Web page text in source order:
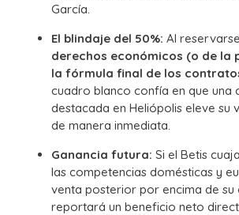
García.
El blindaje del 50%: Al
derechos económicos (o de la
la fórmula final de los
cuadro blanco confía en que una
destacada en Heliópolis eleve su
de manera inmediata.
Ganancia futura: Si el Betis
las competencias domésticas y
venta posterior por encima de su
reportará un beneficio neto